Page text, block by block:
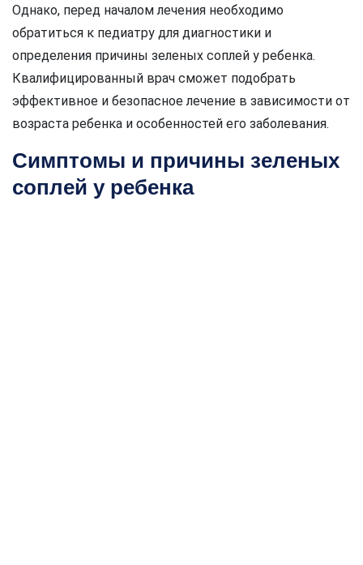
Однако, перед началом лечения необходимо
обратиться к педиатру для диагностики и
определения причины зеленых соплей у ребенка.
Квалифицированный врач сможет подобрать
эффективное и безопасное лечение в зависимости от
возраста ребенка и особенностей его заболевания.
Симптомы и причины зеленых
соплей у ребенка